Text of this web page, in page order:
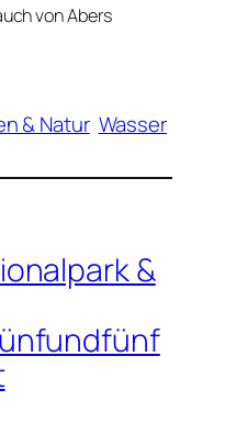
von Abers
& Natur Wasser
&